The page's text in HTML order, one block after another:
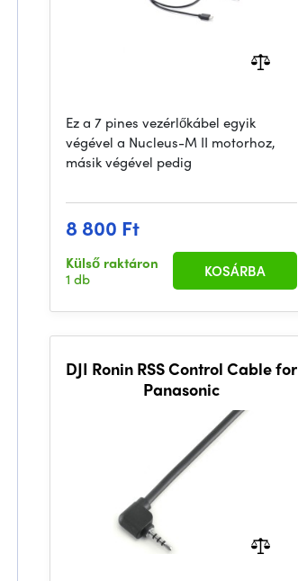
Ez a 7 pines vezérlőkábel egyik
végével a Nucleus-M II motorhoz,
másik végével pedig
8 800 Ft
Külső raktáron
1 db
KOSÁRBA
DJI Ronin RSS Control Cable for
Panasonic